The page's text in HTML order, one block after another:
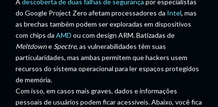
A descoberta de duas falhas de segurança por especialistas
do Google Project Zero afetam processadores da Intel, mas
as brechas também podem ser exploradas em dispositivos
com chips da AMD ou com design ARM. Batizadas de
Meltdowne Spectre, as vulnerabilidades têm suas
particularidades, mas ambas permitem que hackers usem
recursos do sistema operacional para ler espaços protegidos
de memória.
Com isso, em casos mais graves, dados e informações
pessoais de usuários podem ficar acessíveis. Abaixo, você fica